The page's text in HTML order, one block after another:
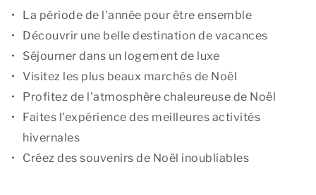
La période de l'année pour être ensemble
Découvrir une belle destination de vacances
Séjourner dans un logement de luxe
Visitez les plus beaux marchés de Noël
Profitez de l'atmosphère chaleureuse de Noël
Faites l'expérience des meilleures activités
hivernales
Créez des souvenirs de Noël inoubliables